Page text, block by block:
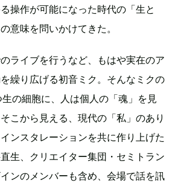
操作が可能になった時代の「生と
意味を問いかけてきた。
ライブを行うなど、もはや実在のア
繰り広げる初音ミク。そんなミクの
の細胞に、人は個人の「魂」を見
こから見える、現代の「私」のあり
ンスタレーションを共に作り上げた
生、クリエイター集団・セミトラン
ンのメンバーも含め、会場で話を訊